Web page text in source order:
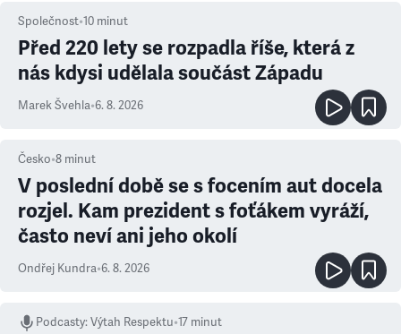
Společnost•10 minut
Před 220 lety se rozpadla říše, která z
nás kdysi udělala součást Západu
Marek Švehla•6. 8. 2026
Česko•8 minut
V poslední době se s focením aut docela
rozjel. Kam prezident s foťákem vyráží,
často neví ani jeho okolí
Ondřej Kundra•6. 8. 2026
Podcasty:Výtah Respektu•17 minut